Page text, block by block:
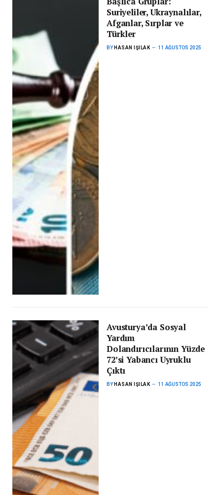
Suriyeliler, Ukraynalılar,
Afganlar, Sırplar ve
Türkler
BY HASAN IŞILAK 11 AĞUSTOS 2025
Avusturya’da Sosyal
Yardım
Dolandırıcılarının Yüzde
72’si Yabancı Uyruklu
Çıktı
BY HASAN IŞILAK 11 AĞUSTOS 2025